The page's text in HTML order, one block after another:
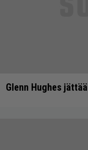
Glenn Hughes